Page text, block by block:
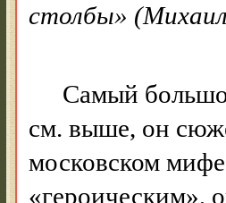
столбы»
Самый
см. выше, он
московском
«героическим»,